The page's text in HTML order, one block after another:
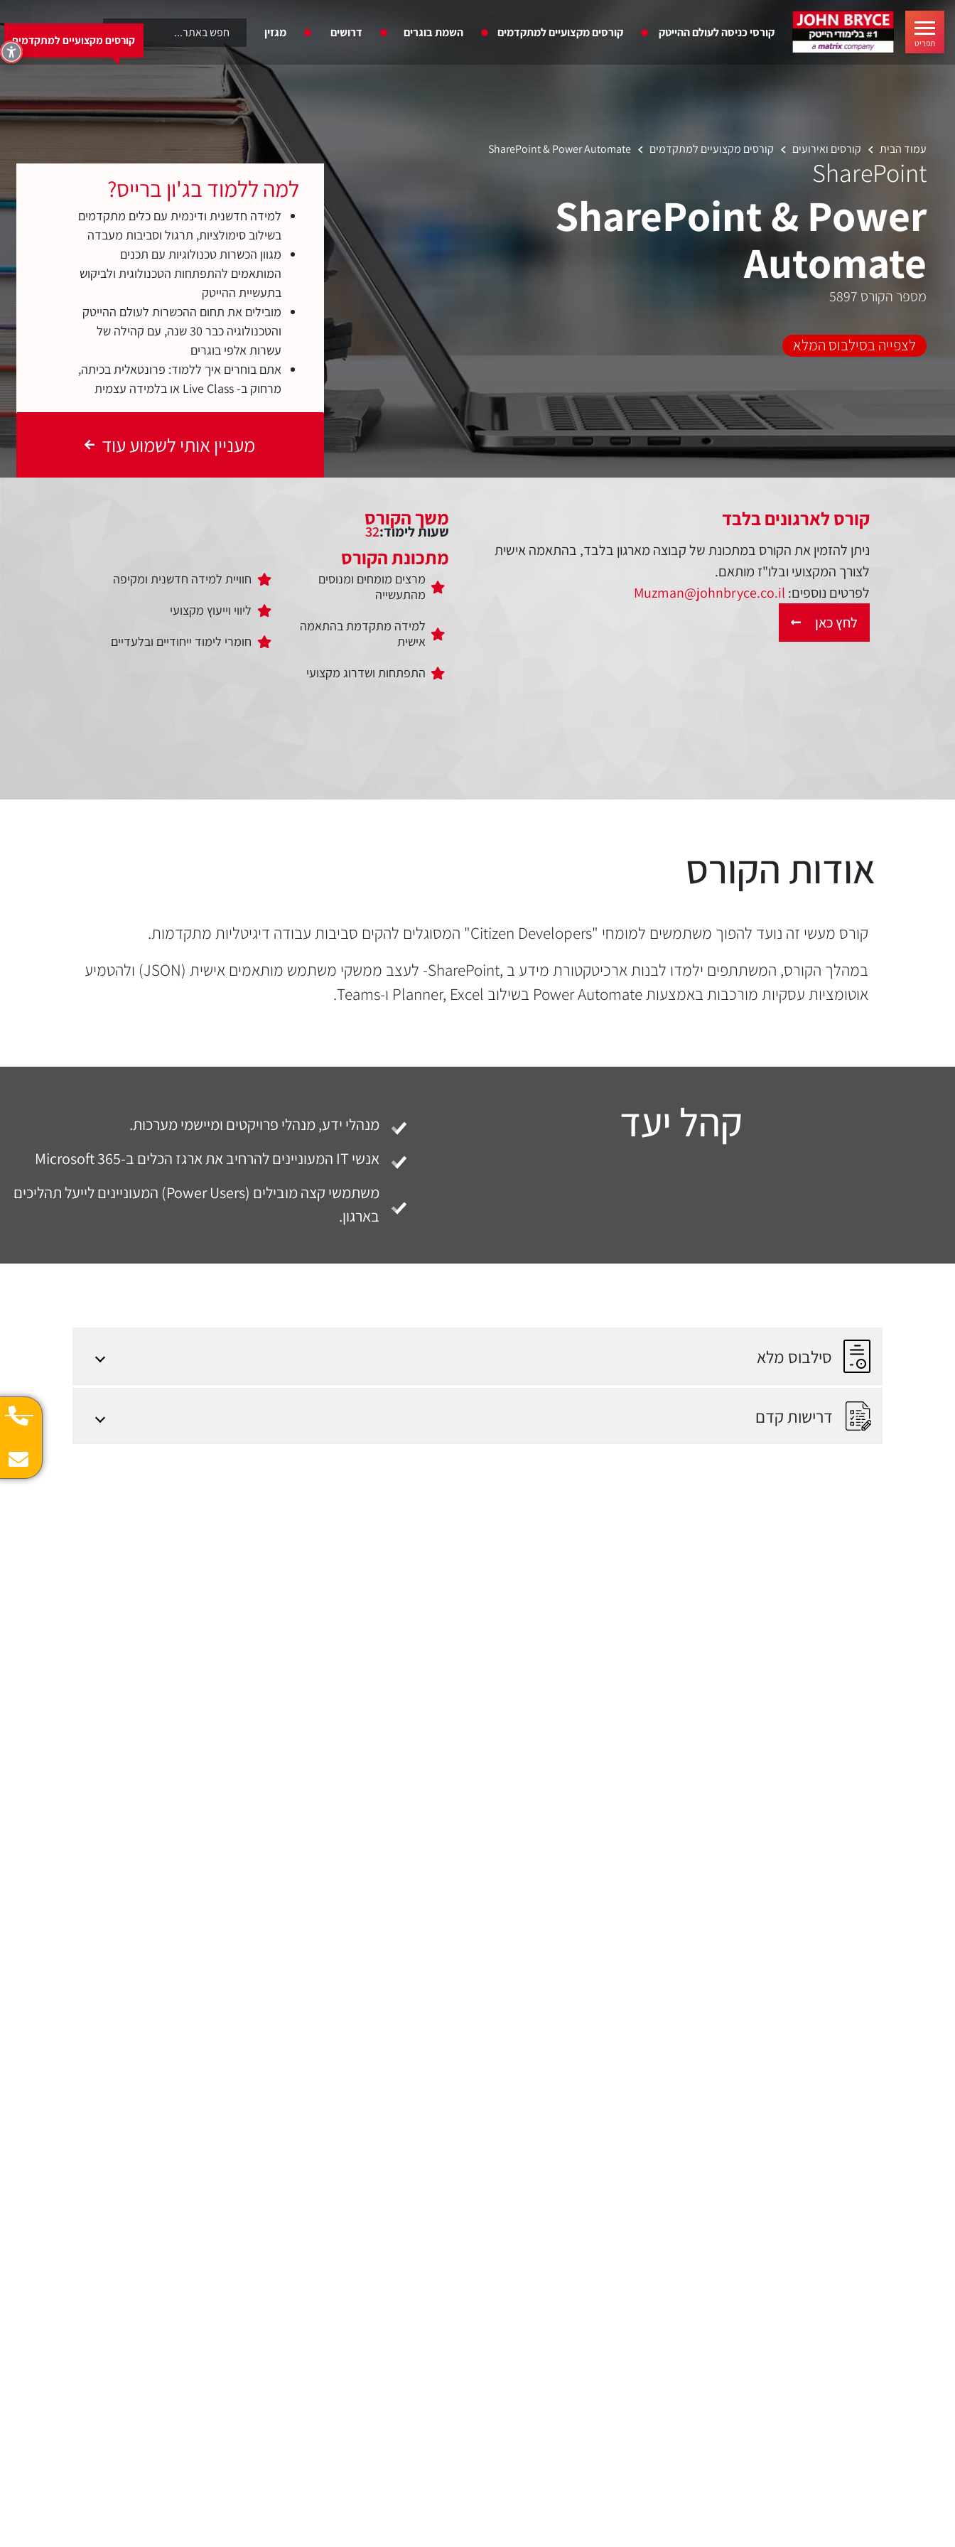
תפריט
קורסי כניסה לעולם ההייטק קורסים מקצועיים למתקדמים השמת בוגרים דרושים מגזין 6460
עמוד הבית קורסים ואירועים קורסים מקצועיים למתקדמים SharePoint & Power Automate
SharePoint
SharePoint & Power
Automate
מספר הקורס 5897
לצפייה בסילבוס המלא
למה ללמוד בג'ון ברייס?
למידה חדשנית ודינמית עם כלים מתקדמים
בשילוב סימולציות, תרגול וסביבות מעבדה
מגוון הכשרות טכנולוגיות עם תכנים
המותאמים להתפתחות הטכנולוגית ולביקוש
בתעשיית ההייטק
מובילים את תחום ההכשרות לעולם ההייטק
והטכנולוגיה כבר 30 שנה, עם קהילה של
עשרות אלפי בוגרים
אתם בוחרים איך ללמוד: פרונטאלית בכיתה,
מרחוק ב- Live Class או בלמידה עצמית
מעניין אותי לשמוע עוד
קורס לארגונים בלבד
ניתן להזמין את הקורס במתכונת של קבוצה מארגון בלבד, בהתאמה אישית
לצורך המקצועי ובלו"ז מותאם.
לפרטים נוספים: Muzman@johnbryce.co.il
לחץ כאן
משך הקורס
שעות לימוד:32
מתכונת הקורס
מרצים מומחים ומנוסים
מהתעשייה
למידה מתקדמת בהתאמה
אישית
התפתחות ושדרוג מקצועי
חוויית למידה חדשנית ומקיפה
ליווי וייעוץ מקצועי
חומרי לימוד ייחודיים ובלעדיים
אודות הקורס
קורס מעשי זה נועד להפוך משתמשים למומחי "Citizen Developers" המסוגלים להקים סביבות עבודה דיגיטליות מתקדמות.
במהלך הקורס, המשתתפים ילמדו לבנות ארכיטקטורת מידע ב ,SharePoint- לעצב ממשקי משתמש מותאמים אישית (JSON) ולהטמיע
אוטומציות עסקיות מורכבות באמצעות Power Automate בשילוב Planner, Excel ו-Teams.
קהל יעד
מנהלי ידע, מנהלי פרויקטים ומיישמי מערכות.
אנשי IT המעוניינים להרחיב את ארגז הכלים ב-Microsoft 365
משתמשי קצה מובילים (Power Users) המעוניינים לייעל תהליכים
בארגון.
סילבוס מלא
דרישות קדם
קורסים מקצועיים למתקדמים
קורסים מקצועיים למתקדמים